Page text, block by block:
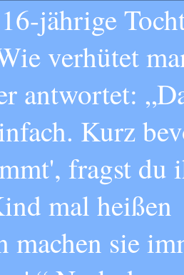
jährige
verhütet
antwortet:
Kurz
fragst du
mal heißen
machen sie